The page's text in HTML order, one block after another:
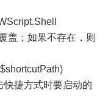
盖；如果不存在，则
快捷方式时要启动的